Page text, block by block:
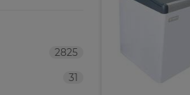
2825
31